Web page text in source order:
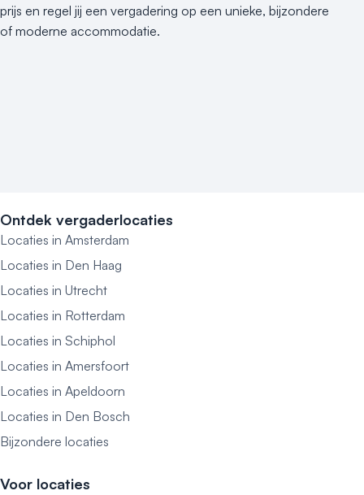
prijs en regel jij een vergadering op een unieke, bijzondere
of moderne accommodatie.
Ontdek vergaderlocaties
Locaties in Amsterdam
Locaties in Den Haag
Locaties in Utrecht
Locaties in Rotterdam
Locaties in Schiphol
Locaties in Amersfoort
Locaties in Apeldoorn
Locaties in Den Bosch
Bijzondere locaties
Voor locaties